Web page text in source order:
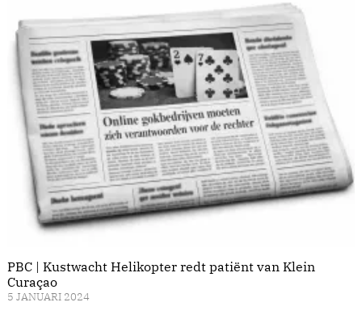
PBC | Kustwacht Helikopter redt patiënt van Klein
Curaçao
5 JANUARI 2024